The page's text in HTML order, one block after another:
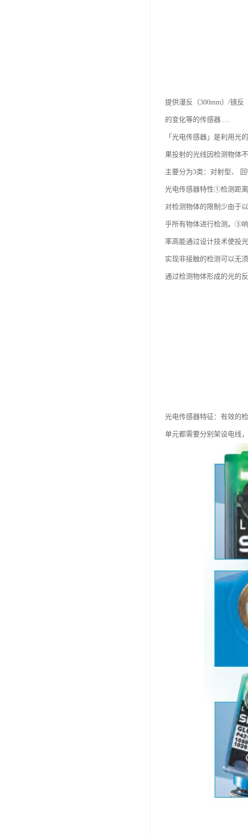
提供漫反（300mm）/镜
的变化等的传感器.....
「光电传感器」是利用光
果投射的光线因检测物体
主要分为3类：对射型、
光电传感器特性①检测距
对检测物体的限制少由于
乎所有物体进行检测。③
率高能通过设计技术使投
实现非接触的检测可以无
通过检测物体形成的光的
光电传感器特征：有效的
单元都需要分别架设电线